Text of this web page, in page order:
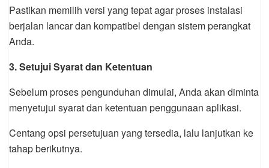
Pastikan memilih versi yang tepat agar proses instalasi
berjalan lancar dan kompatibel dengan sistem perangkat
Anda.
3. Setujui Syarat dan Ketentuan
Sebelum proses pengunduhan dimulai, Anda akan diminta
menyetujui syarat dan ketentuan penggunaan aplikasi.
Centang opsi persetujuan yang tersedia, lalu lanjutkan ke
tahap berikutnya.